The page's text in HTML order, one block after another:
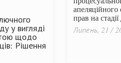
у вигляді
щодо
Рішення
прав на
Липень, 21 /